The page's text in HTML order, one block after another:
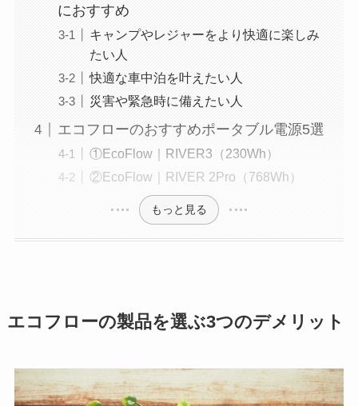
におすすめ
キャンプやレジャーをより快適に楽しみ
たい人
快適な車中泊を叶えたい人
災害や緊急時に備えたい人
エコフローのおすすめポータブル電源5選
①EcoFlow｜RIVER3（230Wh）
②EcoFlow｜RIVER 2Pro（768Wh）
もっと見る
エコフローの製品を選ぶ3つのデメリット